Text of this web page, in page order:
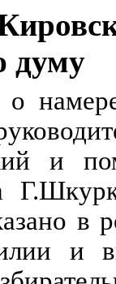
думу
и
в
и